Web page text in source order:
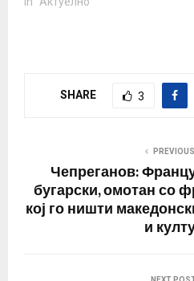
SHARE 3
Чепреганов:
бугарски, омотан со
кој го ништи
и